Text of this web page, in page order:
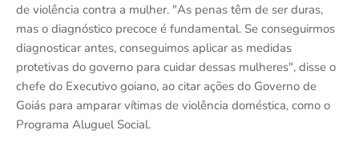
de violência contra a mulher. "As penas têm de ser duras,
mas o diagnóstico precoce é fundamental. Se conseguirmos
diagnosticar antes, conseguimos aplicar as medidas
protetivas do governo para cuidar dessas mulheres", disse o
chefe do Executivo goiano, ao citar ações do Governo de
Goiás para amparar vítimas de violência doméstica, como o
Programa Aluguel Social.